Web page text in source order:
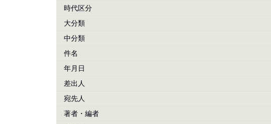
時代区分
大分類
中分類
件名
年月日
差出人
宛先人
著者・編者